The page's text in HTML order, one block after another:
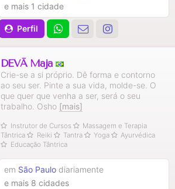
Perfil
e mais 1 cidade
DEVĀ Mājā
Crie-se a si próprio. Dê forma e contorno
ao seu ser. Pinte a sua vida, molde-se. O
que quer que venha a ser, será o seu
trabalho. Osho [mais]
Instrutor de Cursos
Massagem e Terapia
Tântrica
Reiki Tantra Yoga
Ayurvédica
Educação Tântrica
em São Paulo diariamente
e mais 8 cidades